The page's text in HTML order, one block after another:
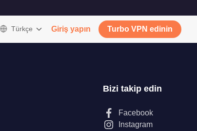
Türkçe Giriş yapın Turbo VPN edinin
Bizi takip edin
Facebook
Instagram